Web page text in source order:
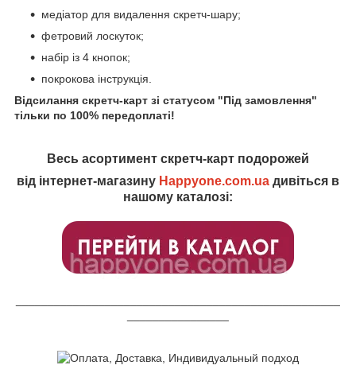
медіатор для видалення скретч-шару;
фетровий лоскуток;
набір із 4 кнопок;
покрокова інструкція.
Відсилання скретч-карт зі статусом "Під замовлення"
тільки по 100% передоплаті!
Весь асортимент скретч-карт подорожей
від інтернет-магазину Happyone.com.ua дивіться в
нашому каталозі: